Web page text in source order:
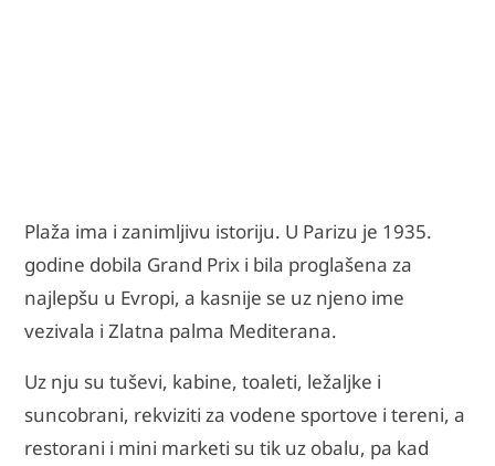
Plaža ima i zanimljivu istoriju. U Parizu je 1935.
godine dobila Grand Prix i bila proglašena za
najlepšu u Evropi, a kasnije se uz njeno ime
vezivala i Zlatna palma Mediterana.
Uz nju su tuševi, kabine, toaleti, ležaljke i
suncobrani, rekviziti za vodene sportove i tereni, a
restorani i mini marketi su tik uz obalu, pa kad